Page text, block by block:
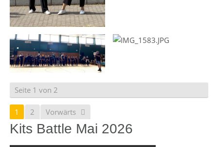
Seite 1 von 2
1 2 Vorwärts
Kits Battle Mai 2026